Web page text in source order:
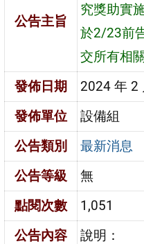
公告主旨
究獎助實
於2/23前
交所有相
發佈日期
2024 年 2
發佈單位
設備組
公告類別
最新消息
公告等級
無
點閱次數
1,051
公告內容
說明：